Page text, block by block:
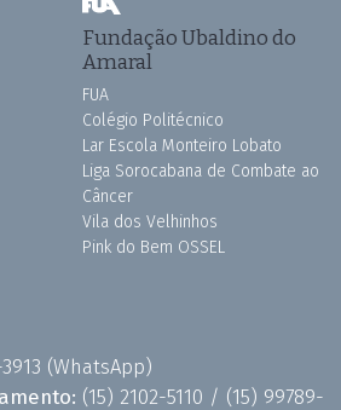
Fundação Ubaldino do
Amaral
FUA
Colégio Politécnico
Lar Escola Monteiro Lobato
Liga Sorocabana de Combate ao
Câncer
Vila dos Velhinhos
Pink do Bem OSSEL
(WhatsApp)
(15) 2102-5110 / (15) 99789-